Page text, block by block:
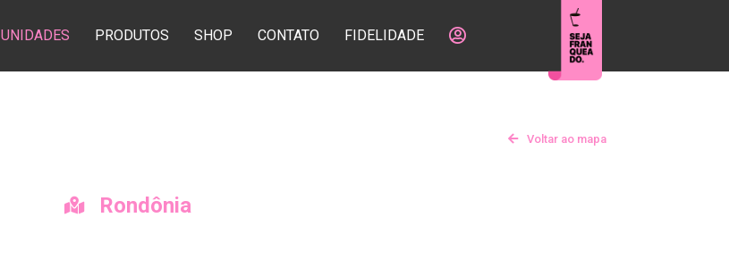
UNIDADES PRODUTOS SHOP CONTATO FIDELIDADE
Voltar ao mapa
Rondônia